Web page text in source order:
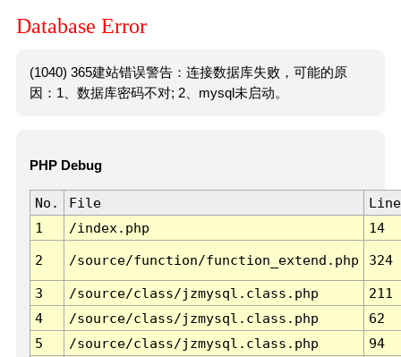
Database Error
(1040) 365建站错误警告：连接数据库失败，可能的原
因：1、数据库密码不对; 2、mysql未启动。
PHP Debug
No. File
Line
1
/index.php 14
2 /source/function/function_extend.php 324
3 /source/class/jzmysql.class.php
211
4
/source/class/jzmysql.class.php
62
5
/source/class/jzmysql.class.php
94